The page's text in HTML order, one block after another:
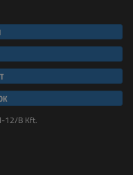
12/B Kft.